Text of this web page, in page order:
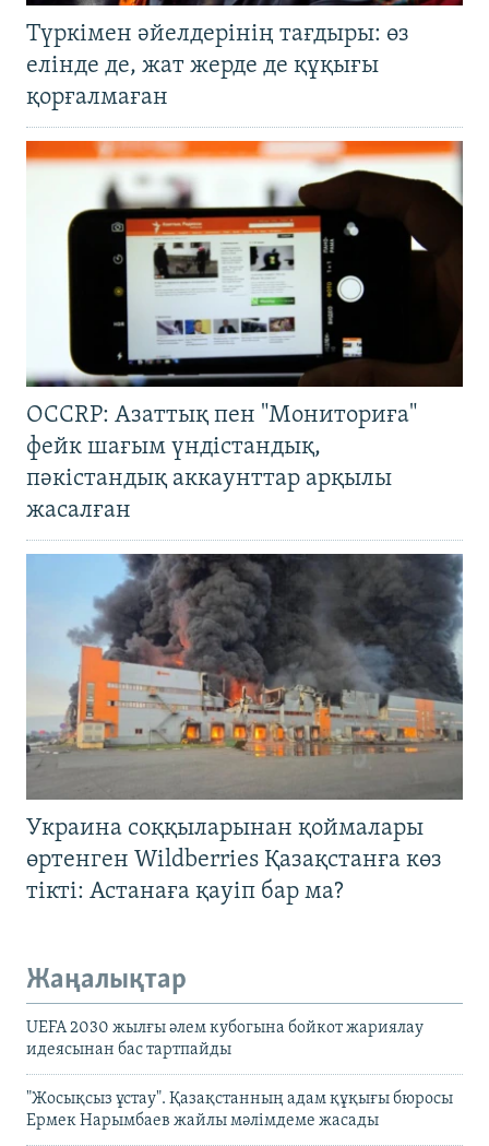
Түркімен әйелдерінің тағдыры: өз
елінде де, жат жерде де құқығы
қорғалмаған
OCCRP: Азаттық пен "Мониториға"
фейк шағым үндістандық,
пәкістандық аккаунттар арқылы
жасалған
Украина соққыларынан қоймалары
өртенген Wildberries Қазақстанға көз
тікті: Астанаға қауіп бар ма?
Жаңалықтар
UEFA 2030 жылғы әлем кубогына бойкот жариялау
идеясынан бас тартпайды
"Жосықсыз ұстау". Қазақстанның адам құқығы бюросы
Ермек Нарымбаев жайлы мәлімдеме жасады